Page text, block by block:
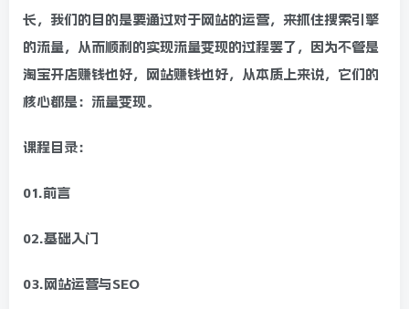
长，我们的目的是要通过对于网站的运营，来抓住搜索引擎
的流量，从而顺利的实现流量变现的过程罢了，因为不管是
淘宝开店赚钱也好，网站赚钱也好，从本质上来说，它们的
核心都是：流量变现。
课程目录：
01.前言
02.基础入门
03.网站运营与SEO